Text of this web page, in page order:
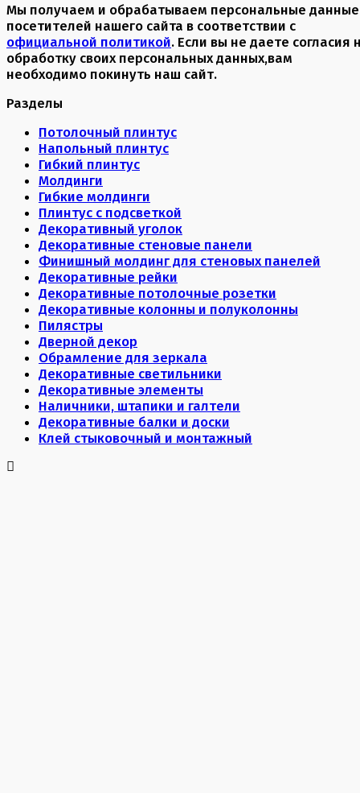
Мы получаем и обрабатываем персональные данные
посетителей нашего сайта в соответствии с
официальной политикой. Если вы не даете согласия
обработку своих персональных данных,вам
необходимо покинуть наш сайт.
Разделы
Потолочный плинтус
Напольный плинтус
Гибкий плинтус
Молдинги
Гибкие молдинги
Плинтус с подсветкой
Декоративный уголок
Декоративные стеновые панели
Финишный молдинг для стеновых панелей
Декоративные рейки
Декоративные потолочные розетки
Декоративные колонны и полуколонны
Пилястры
Дверной декор
Обрамление для зеркала
Декоративные светильники
Декоративные элементы
Наличники, штапики и галтели
Декоративные балки и доски
Клей стыковочный и монтажный